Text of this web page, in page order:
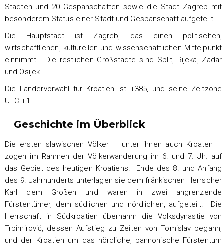
Städten und 20 Gespanschaften sowie die Stadt Zagreb mit
besonderem Status einer Stadt und Gespanschaft aufgeteilt
Die Hauptstadt ist Zagreb, das einen politischen,
wirtschaftlichen, kulturellen und wissenschaftlichen Mittelpunkt
einnimmt. Die restlichen Großstädte sind Split, Rijeka, Zadar
und Osijek.
Die Ländervorwahl für Kroatien ist +385, und seine Zeitzone
UTC +1.
Geschichte im Überblick
Die ersten slawischen Völker – unter ihnen auch Kroaten –
zogen im Rahmen der Völkerwanderung im 6. und 7. Jh. auf
das Gebiet des heutigen Kroatiens. Ende des 8. und Anfang
des 9. Jahrhunderts unterlagen sie dem fränkischen Herrscher
Karl dem Großen und waren in zwei angrenzende
Fürstentümer, dem südlichen und nördlichen, aufgeteilt. Die
Herrschaft in Südkroatien übernahm die Volksdynastie von
Trpimirović, dessen Aufstieg zu Zeiten von Tomislav begann,
und der Kroatien um das nördliche, pannonische Fürstentum